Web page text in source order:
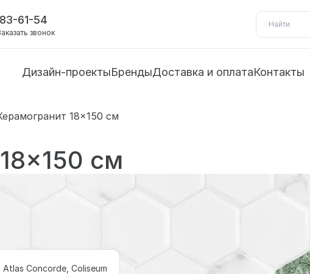
61-54
звонок
Дизайн-проектыБрендыДоставка и оплатаКонтакты
18×150 см
см
Concorde, Coliseum